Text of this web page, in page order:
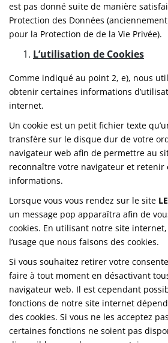
est pas donné suite de manière
Protection des Données
pour la Protection de de la Vie Privée).
L’utilisation de Cookies
Comme indiqué au point 2, e), nous
obtenir certaines informations
internet.
Un cookie est un petit fichier texte
transfère sur le disque dur de votre
navigateur web afin de permettre au
reconnaître votre navigateur et retenir
informations.
Lorsque vous vous rendez sur le site
un message pop apparaîtra afin de
cookies. En utilisant notre site internet,
l’usage que nous faisons des cookies.
Si vous souhaitez retirer votre
faire à tout moment en désactivant
navigateur web. Il est cependant
fonctions de notre site internet
des cookies. Si vous ne les acceptez
certaines fonctions ne soient pas